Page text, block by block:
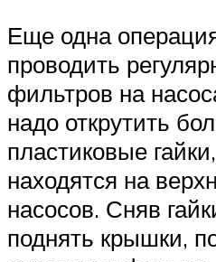
Еще одна
проводить
фильтров на
надо открутить
пластиковые
находятся на
насосов. Сняв
поднять крышки,